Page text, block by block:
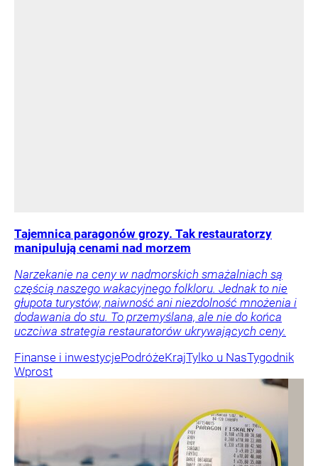
Tajemnica paragonów grozy. Tak restauratorzy
manipulują cenami nad morzem
Narzekanie na ceny w nadmorskich smażalniach są
częścią naszego wakacyjnego folkloru. Jednak to nie
głupota turystów, naiwność ani niezdolność mnożenia i
dodawania do stu. To przemyślana, ale nie do końca
uczciwa strategia restauratorów ukrywających ceny.
Finanse i inwestycjePodróżeKrajTylko u NasTygodnik
Wprost